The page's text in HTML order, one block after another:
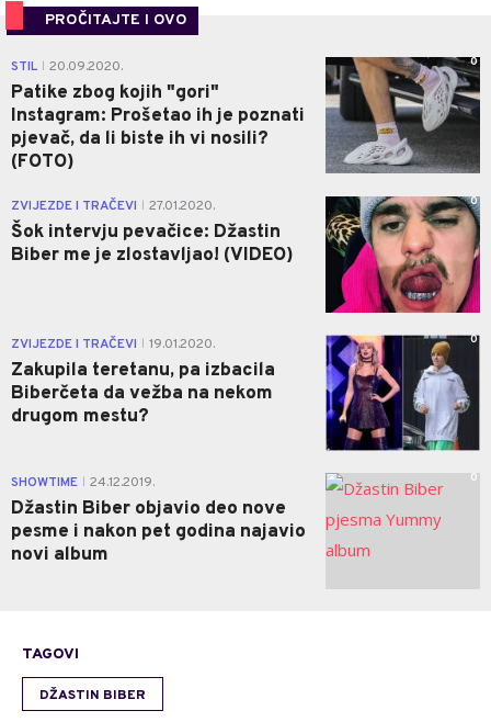
PROČITAJTE I OVO
STIL 20.09.2020.
Patike zbog kojih "gori"
Instagram: Prošetao ih je poznati
pjevač, da li biste ih vi nosili?
(FOTO)
0
ZVIJEZDE I TRAČEVI 27.01.2020.
Šok intervju pevačice: Džastin
Biber me je zlostavljao! (VIDEO)
0
ZVIJEZDE I TRAČEVI 19.01.2020.
Zakupila teretanu, pa izbacila
Biberčeta da vežba na nekom
drugom mestu?
0
SHOWTIME 24.12.2019.
Džastin Biber objavio deo nove
pesme i nakon pet godina najavio
novi album
0
TAGOVI
DŽASTIN BIBER